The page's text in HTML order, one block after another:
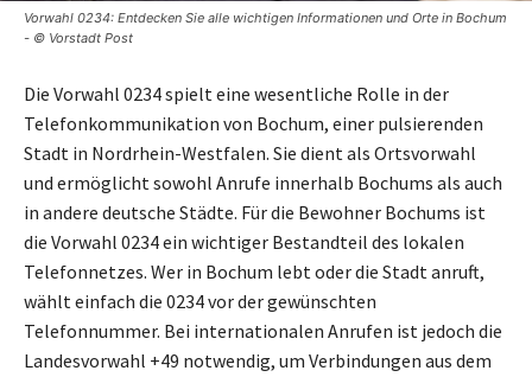
Vorwahl 0234: Entdecken Sie alle wichtigen Informationen und Orte in Bochum
- © Vorstadt Post
Die Vorwahl 0234 spielt eine wesentliche Rolle in der
Telefonkommunikation von Bochum, einer pulsierenden
Stadt in Nordrhein-Westfalen. Sie dient als Ortsvorwahl
und ermöglicht sowohl Anrufe innerhalb Bochums als auch
in andere deutsche Städte. Für die Bewohner Bochums ist
die Vorwahl 0234 ein wichtiger Bestandteil des lokalen
Telefonnetzes. Wer in Bochum lebt oder die Stadt anruft,
wählt einfach die 0234 vor der gewünschten
Telefonnummer. Bei internationalen Anrufen ist jedoch die
Landesvorwahl +49 notwendig, um Verbindungen aus dem